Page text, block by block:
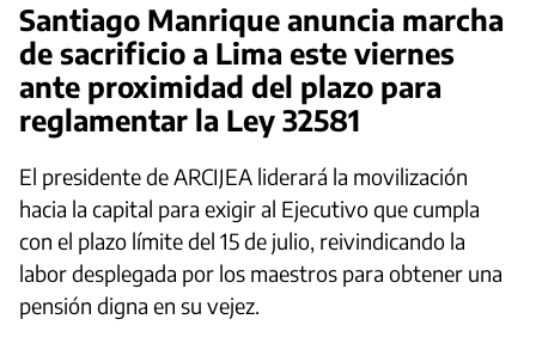
Santiago Manrique anuncia marcha
de sacrificio a Lima este viernes
ante proximidad del plazo para
reglamentar la Ley 32581
El presidente de ARCIJEA liderará la movilización
hacia la capital para exigir al Ejecutivo que cumpla
con el plazo límite del 15 de julio, reivindicando la
labor desplegada por los maestros para obtener una
pensión digna en su vejez.